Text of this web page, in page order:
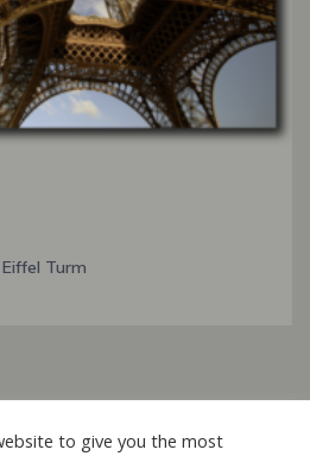
Eiffel Turm
to give you the most
Italiano